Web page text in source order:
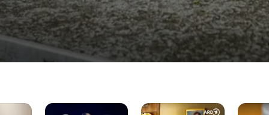
Hundertdreizehn
Harter